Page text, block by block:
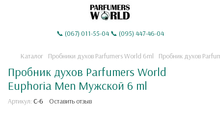
📞 (067) 011-55-04 📞 (095) 447-46-04
Каталог Пробники духов Parfumers World 6ml Пробник духов
Пробник духов Parfumers World
Euphoria Men Мужской 6 ml
Артикул: C-6 Оставить отзыв